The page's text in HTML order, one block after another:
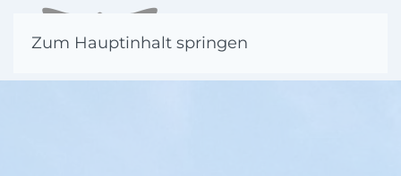
Zum Hauptinhalt springen